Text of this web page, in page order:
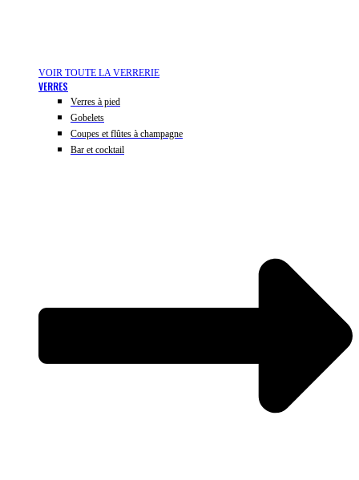
VOIR TOUTE LA VERRERIE
VERRES
Verres à pied
Gobelets
Coupes et flûtes à champagne
Bar et cocktail